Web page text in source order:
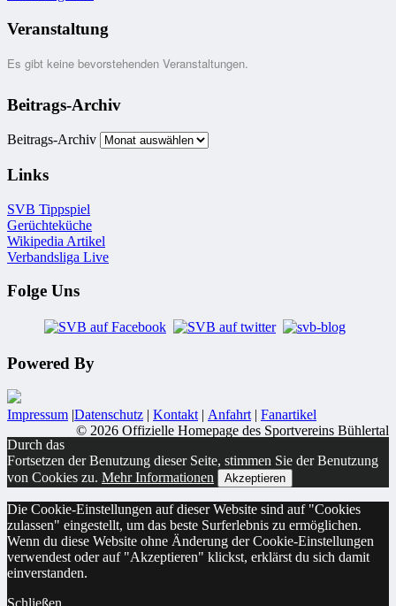
Veranstaltung
Es gibt keine bevorstehenden Veranstaltungen.
Beitrags-Archiv
Beitrags-Archiv
Links
SVB Tippspiel
Gerüchteküche
Wikipedia Artikel
Verbandsliga Live
Folge Uns
Powered By
Impressum |Datenschutz | Kontakt| Anfahrt| Fanartikel
© 2026 Offizielle Homepage des Sportvereins Bühlertal
Durch das
Fortsetzen der Benutzung dieser Seite, stimmen Sie der Benutzung
von Cookies zu. Mehr Informationen Akzeptieren
Die Cookie-Einstellungen auf dieser Website sind auf "Cookies
zulassen" eingestellt, um das beste Surferlebnis zu ermöglichen.
Wenn du diese Website ohne Änderung der Cookie-Einstellungen
verwendest oder auf "Akzeptieren" klickst, erklärst du sich damit
einverstanden.